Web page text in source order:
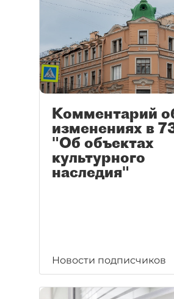
Комментарий
изменениях в
"Об объектах
культурного
наследия"
Новости подписчиков